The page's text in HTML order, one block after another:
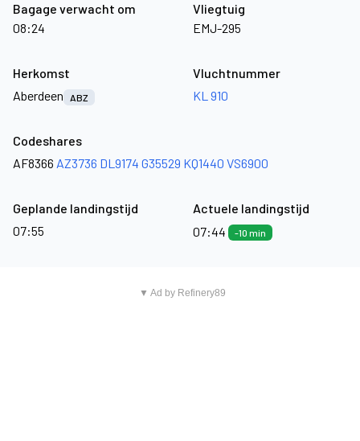
Bagage verwacht om
08:24
Vliegtuig
EMJ-295
Herkomst
Aberdeen
ABZ
Vluchtnummer
KL 910
Codeshares
AF8366 AZ3736 DL9174 G35529 KQ1440 VS6900
Geplande landingstijd
07:55
Actuele landingstijd
07:44
-10 min
▼ Ad by Refinery89